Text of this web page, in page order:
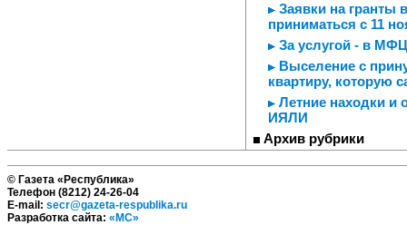
Заявки на гранты
приниматься с 11
За услугой - в МФЦ
Выселение с
квартиру, которую
Летние находки и
ИЯЛИ
Архив рубрики
© Газета «Республика»
Телефон (8212) 24-26-04
E-mail: secr@gazeta-respublika.ru
Разработка сайта: «МС»